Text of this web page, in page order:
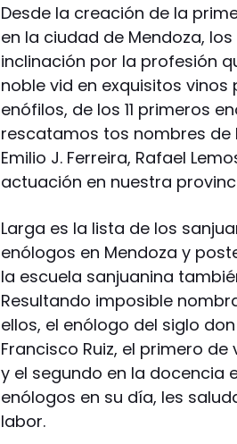
Desde la creación de la
en la ciudad de Mendoza,
inclinación por la profesión
noble vid en exquisitos
enófilos, de los 11 primeros
rescatamos tos nombres de
Emilio J. Ferreira, Rafael
actuación en nuestra
Larga es la lista de los
enólogos en Mendoza y
la escuela sanjuanina
Resultando imposible
ellos, el enólogo del siglo
Francisco Ruiz, el primero
y el segundo en la docencia
enólogos en su día, les
labor.